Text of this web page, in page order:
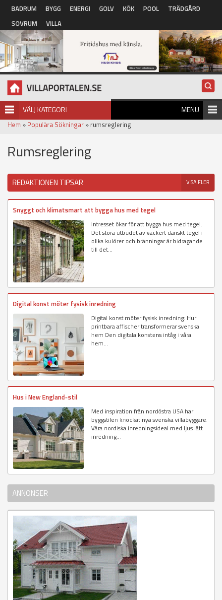
Hoppa till huvudinnehåll
BADRUM BYGG ENERGI GOLV KÖK POOL
TRÄDGÅRD
SOVRUM
VILLA
VÄLJ KATEGORI MENU
Hem » Populära Sökningar » rumsreglering
Rumsreglering
REDAKTIONEN TIPSAR VISA FLER
Snyggt och klimatsmart att bygga hus med tegel
Intresset ökar för att bygga hus med tegel.
Det stora utbudet av vackert danskt tegel i
olika kulörer och bränningar är bidragande
till det...
Digital konst möter fysisk inredning
Digital konst möter fysisk inredning: Hur
printbara affischer transformerar svenska
hem Den digitala konstens intåg i våra
hem...
Hus i New England-stil
Med inspiration från nordöstra USA har
byggstilen knockat nya svenska villabyggare.
Våra nordiska inredningsideal med ljus lätt
inredning...
ANNONSER